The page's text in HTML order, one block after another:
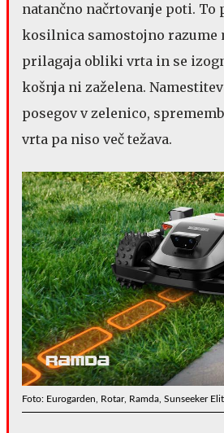
natančno načrtovanje poti. To
kosilnica samostojno razume
prilagaja obliki vrta in se
košnja ni zaželena.
posegov v zelenico,
vrta pa niso več težava.
Foto: Eurogarden, Rotar, Ramda, Sunseeker